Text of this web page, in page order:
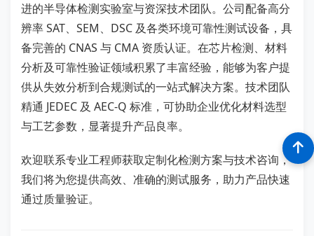
进的半导体检测实验室与资深技术团队。公司配备高分
辨率 SAT、SEM、DSC 及各类环境可靠性测试设备，具
备完善的 CNAS 与 CMA 资质认证。在芯片检测、材料
分析及可靠性验证领域积累了丰富经验，能够为客户提
供从失效分析到合规测试的一站式解决方案。技术团队
精通 JEDEC 及 AEC-Q 标准，可协助企业优化材料选型
与工艺参数，显著提升产品良率。
欢迎联系专业工程师获取定制化检测方案与技术咨询，
我们将为您提供高效、准确的测试服务，助力产品快速
通过质量验证。